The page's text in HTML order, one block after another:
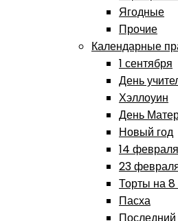
Ягодные
Прочие
Календарные
1 сентября
День
Хэллоуин
День
Новый год
14 февраля
23
Торты на
Пасха
Последний